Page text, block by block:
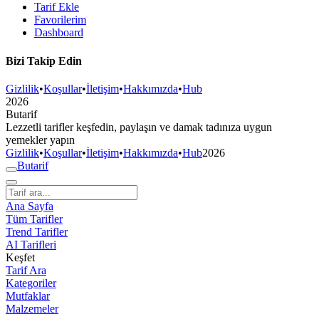
Tarif Ekle
Favorilerim
Dashboard
Bizi Takip Edin
Gizlilik•Koşullar•İletişim•Hakkımızda•Hub
2026
Butarif
Lezzetli tarifler keşfedin, paylaşın ve damak tadınıza uygun
yemekler yapın
Gizlilik•Koşullar•İletişim•Hakkımızda•Hub2026
Butarif
Ana Sayfa
Tüm Tarifler
Trend Tarifler
AI Tarifleri
Keşfet
Tarif Ara
Kategoriler
Mutfaklar
Malzemeler